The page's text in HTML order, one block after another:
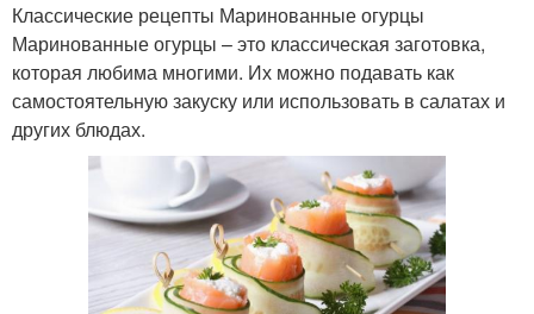
Классические рецепты Маринованные огурцы
Маринованные огурцы – это классическая заготовка,
которая любима многими. Их можно подавать как
самостоятельную закуску или использовать в салатах и
других блюдах.